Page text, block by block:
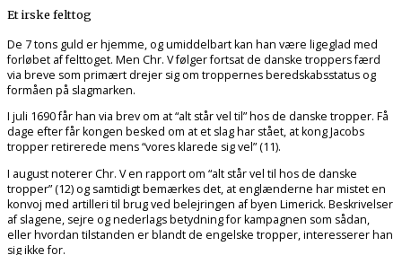
Et irske felttog
De 7 tons guld er hjemme, og umiddelbart kan han være ligeglad med
forløbet af felttoget. Men Chr. V følger fortsat de danske troppers færd
via breve som primært drejer sig om troppernes beredskabsstatus og
formåen på slagmarken.
I juli 1690 får han via brev om at “alt står vel til” hos de danske tropper. Få
dage efter får kongen besked om at et slag har stået, at kong Jacobs
tropper retirerede mens “vores klarede sig vel” (11).
I august noterer Chr. V en rapport om “alt står vel til hos de danske
tropper” (12) og samtidigt bemærkes det, at englænderne har mistet en
konvoj med artilleri til brug ved belejringen af byen Limerick. Beskrivelser
af slagene, sejre og nederlags betydning for kampagnen som sådan,
eller hvordan tilstanden er blandt de engelske tropper, interesserer han
sig ikke for.